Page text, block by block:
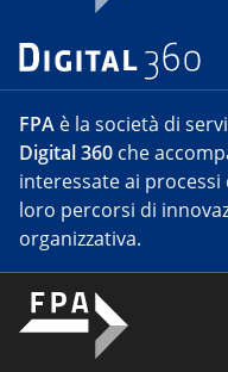
FPA è la società di
Digital 360 che
interessate ai processi
loro percorsi di
organizzativa.